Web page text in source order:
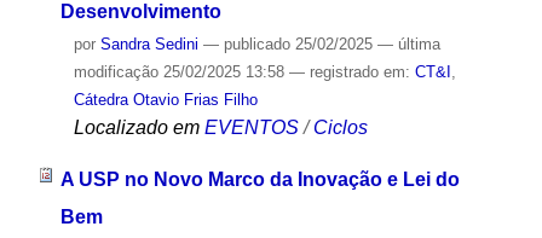
Desenvolvimento
por Sandra Sedini — publicado25/02/2025 — última
modificação25/02/2025 13:58 — registrado em: CT&I ,
Cátedra Otavio Frias Filho
Localizado em EVENTOS /Ciclos
A USP no Novo Marco da Inovação e Lei do
Bem